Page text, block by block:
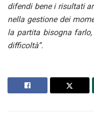
difendi bene i risultati
nella gestione dei
la partita bisogna
difficoltà”.